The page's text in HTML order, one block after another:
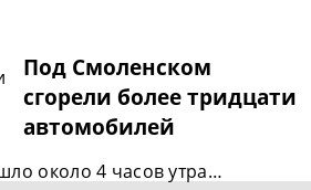
Под Смоленском
сгорели более тридцати
автомобилей
около 4 часов утра…